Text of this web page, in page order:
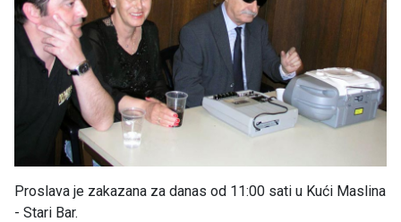
Proslava je zakazana za danas od 11:00 sati u Kući Maslina
- Stari Bar.